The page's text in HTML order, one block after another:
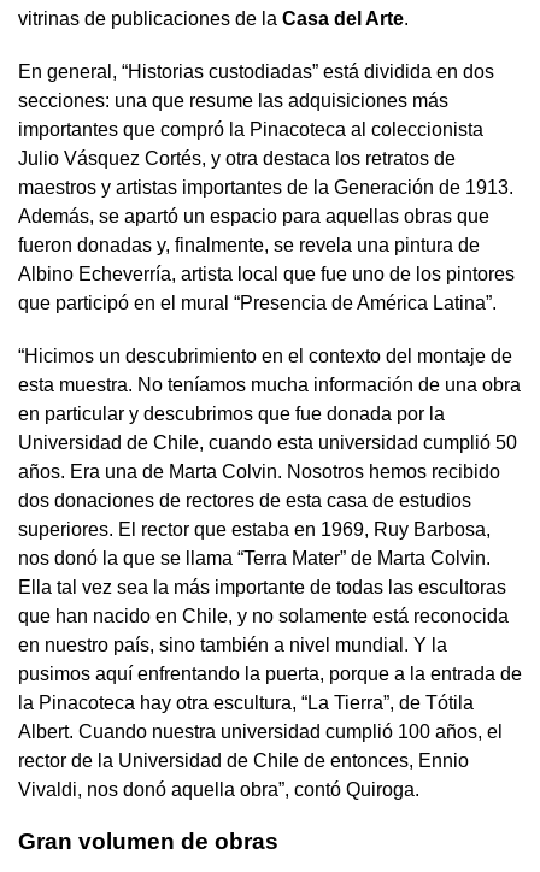
vitrinas de publicaciones de la Casa del Arte.
En general, “Historias custodiadas” está dividida en dos
secciones: una que resume las adquisiciones más
importantes que compró la Pinacoteca al coleccionista
Julio Vásquez Cortés, y otra destaca los retratos de
maestros y artistas importantes de la Generación de 1913.
Además, se apartó un espacio para aquellas obras que
fueron donadas y, finalmente, se revela una pintura de
Albino Echeverría, artista local que fue uno de los pintores
que participó en el mural “Presencia de América Latina”.
“Hicimos un descubrimiento en el contexto del montaje de
esta muestra. No teníamos mucha información de una obra
en particular y descubrimos que fue donada por la
Universidad de Chile, cuando esta universidad cumplió 50
años. Era una de Marta Colvin. Nosotros hemos recibido
dos donaciones de rectores de esta casa de estudios
superiores. El rector que estaba en 1969, Ruy Barbosa,
nos donó la que se llama “Terra Mater” de Marta Colvin.
Ella tal vez sea la más importante de todas las escultoras
que han nacido en Chile, y no solamente está reconocida
en nuestro país, sino también a nivel mundial. Y la
pusimos aquí enfrentando la puerta, porque a la entrada de
la Pinacoteca hay otra escultura, “La Tierra”, de Tótila
Albert. Cuando nuestra universidad cumplió 100 años, el
rector de la Universidad de Chile de entonces, Ennio
Vivaldi, nos donó aquella obra”, contó Quiroga.
Gran volumen de obras